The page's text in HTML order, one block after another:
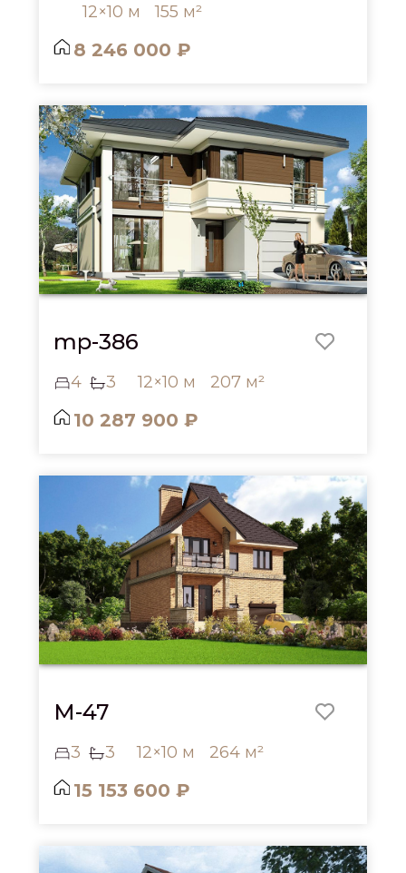
12×10 м 155 м²
8 246 000 ₽
mp-386
4 3 12×10 м 207 м²
10 287 900 ₽
M-47
3 3 12×10 м 264 м²
15 153 600 ₽